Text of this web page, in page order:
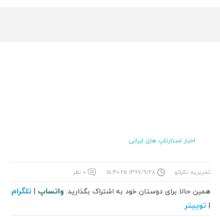
اخبار استارتاپ های ایرانی
تحریریه تکراتو ۱۳۹۷/۹/۲۸ ۱۵:۴۰:۲۵ ۰ نظر
همین حالا برای دوستان خود به اشتراک بگذارید: واتساپ | تلگرام
| توییتر